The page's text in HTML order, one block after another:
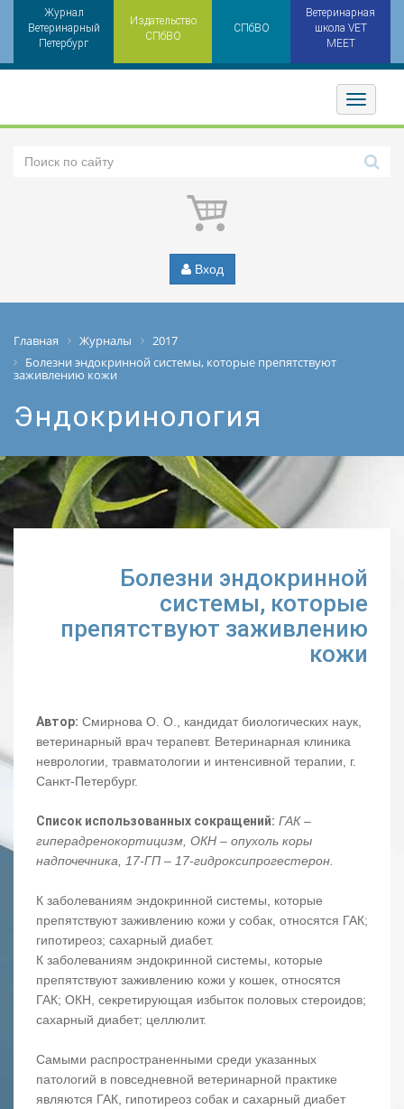
Журнал
Ветеринарный
Петербург
Издательство
СПбВО
СПбВО
Ветеринарная
школа VET
MEET
Toggler
Вход
Главная Журналы
2017
Болезни эндокринной системы, которые препятствуют
заживлению кожи
Эндокринология
Болезни эндокринной
системы, которые
препятствуют заживлению
кожи
Автор: Смирнова О. О., кандидат биологических наук,
ветеринарный врач терапевт. Ветеринарная клиника
неврологии, травматологии и интенсивной терапии, г.
Санкт-Петербург.
Список использованных сокращений: ГАК –
гиперадренокортицизм, ОКН – опухоль коры
надпочечника, 17-ГП – 17-гидроксипрогестерон.
К заболеваниям эндокринной системы, которые
препятствуют заживлению кожи у собак, относятся ГАК;
гипотиреоз; сахарный диабет.
К заболеваниям эндокринной системы, которые
препятствуют заживлению кожи у кошек, относятся
ГАК; ОКН, секретирующая избыток половых стероидов;
сахарный диабет; целлюлит.
Самыми распространенными среди указанных
патологий в повседневной ветеринарной практике
являются ГАК, гипотиреоз собак и сахарный диабет